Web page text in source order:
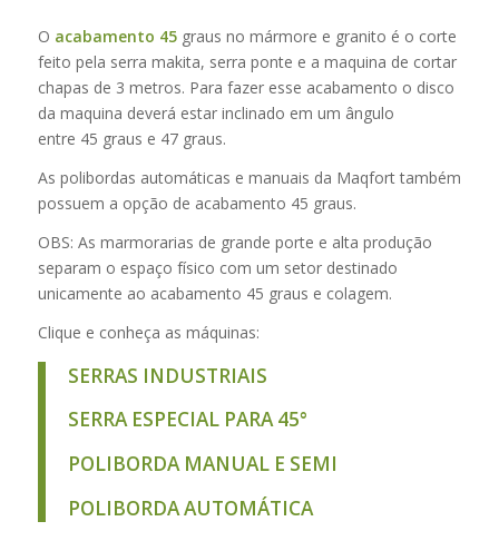
O acabamento 45graus no mármore e granito é o corte
feito pela serra makita, serra ponte e a maquina de cortar
chapas de 3 metros. Para fazer esse acabamento o disco
da maquina deverá estar inclinado em um ângulo
entre 45 graus e 47 graus.
As polibordas automáticas e manuais da Maqfort também
possuem a opção de acabamento 45 graus.
OBS: As marmorarias de grande porte e alta produção
separam o espaço físico com um setor destinado
unicamente ao acabamento 45 graus e colagem.
Clique e conheça as máquinas:
SERRAS INDUSTRIAIS
SERRA ESPECIAL PARA 45°
POLIBORDA MANUAL E SEMI
POLIBORDA AUTOMÁTICA